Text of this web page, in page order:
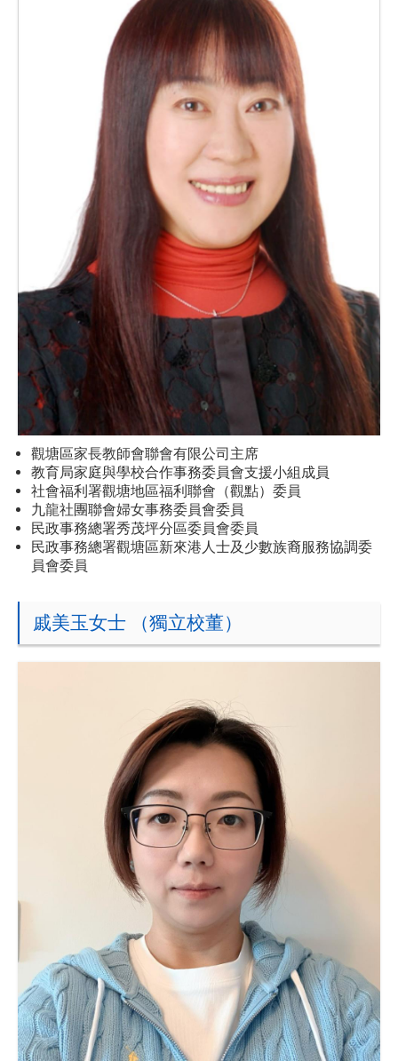
觀塘區家長教師會聯會有限公司主席
教育局家庭與學校合作事務委員會支援小組成員
社會福利署觀塘地區福利聯會（觀點）委員
九龍社團聯會婦女事務委員會委員
民政事務總署秀茂坪分區委員會委員
民政事務總署觀塘區新來港人士及少數族裔服務協調委
員會委員
戚美玉女士 （獨立校董）